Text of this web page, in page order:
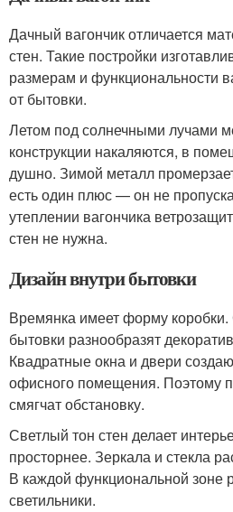
Дачный вагончик отличается
стен. Такие постройки
размерам и функциональности
от бытовки.
Летом под солнечными лучами
конструкции накаляются, в
душно. Зимой металл
есть один плюс — он не
утеплении вагончика
стен не нужна.
Дизайн внутри бытовки
Времянка имеет форму
бытовки разнообразят
Квадратные окна и двери
офисного помещения. Поэтому
смягчат обстановку.
Светлый тон стен делает
просторнее. Зеркала и стекла
В каждой функциональной зоне
светильники.